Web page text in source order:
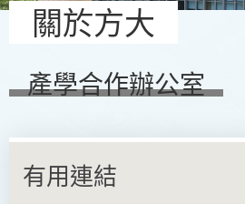
關於方大
產學合作辦公室
有用連結